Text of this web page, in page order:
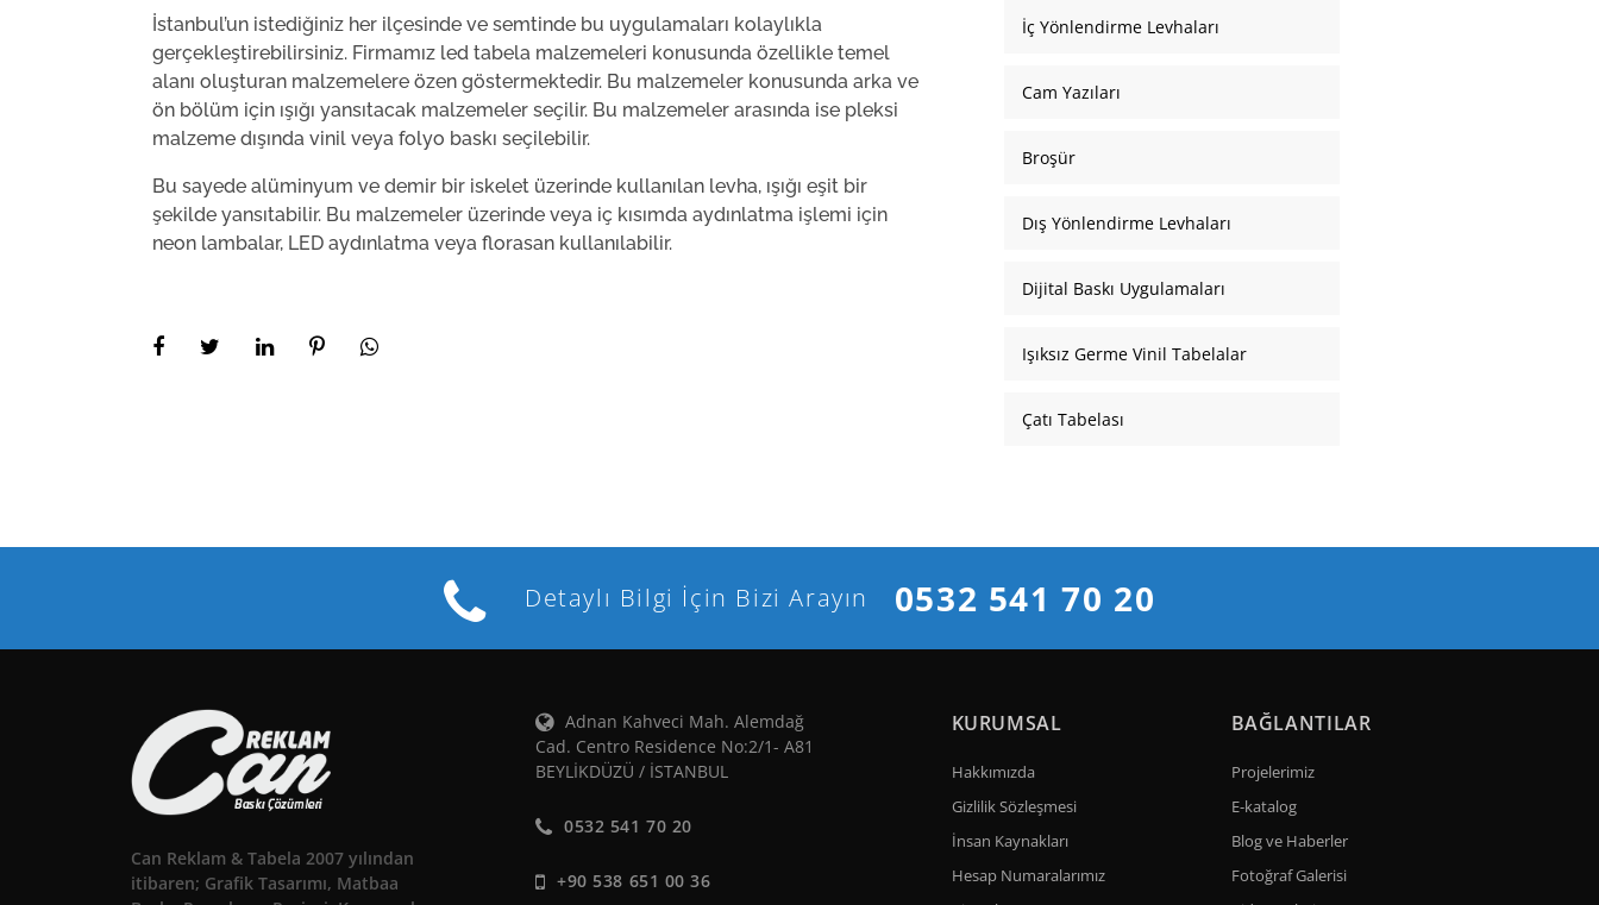
İstanbul’un istediğiniz her ilçesinde ve semtinde bu uygulamaları kolaylıkla
gerçekleştirebilirsiniz. Firmamız led tabela malzemeleri konusunda özellikle temel
alanı oluşturan malzemelere özen göstermektedir. Bu malzemeler konusunda arka ve
ön bölüm için ışığı yansıtacak malzemeler seçilir. Bu malzemeler arasında ise pleksi
malzeme dışında vinil veya folyo baskı seçilebilir.
Bu sayede alüminyum ve demir bir iskelet üzerinde kullanılan levha, ışığı eşit bir
şekilde yansıtabilir. Bu malzemeler üzerinde veya iç kısımda aydınlatma işlemi için
neon lambalar, LED aydınlatma veya florasan kullanılabilir.
İç Yönlendirme Levhaları
Cam Yazıları
Broşür
Dış Yönlendirme Levhaları
Dijital Baskı Uygulamaları
Işıksız Germe Vinil Tabelalar
Çatı Tabelası
Detaylı Bilgi İçin Bizi Arayın 0532 541 70 20
Can Reklam & Tabela 2007 yılından
itibaren; Grafik Tasarımı, Matbaa
Adnan Kahveci Mah. Alemdağ
Cad. Centro Residence No:2/1- A81
BEYLİKDÜZÜ / İSTANBUL
0532 541 70 20
+90 538 651 00 36
KURUMSAL
Hakkımızda
Gizlilik Sözleşmesi
İnsan Kaynakları
Hesap Numaralarımız
BAĞLANTILAR
Projelerimiz
E-katalog
Blog ve Haberler
Fotoğraf Galerisi